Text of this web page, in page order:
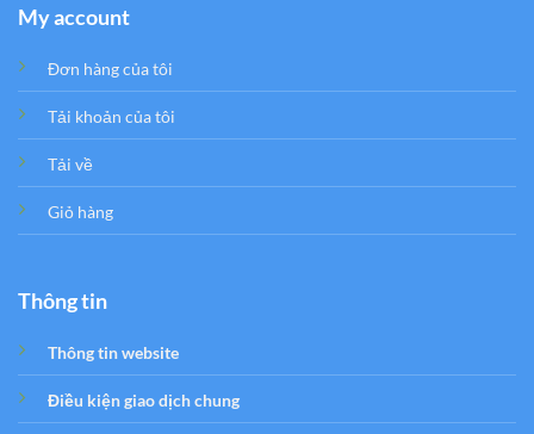
My account
Đơn hàng của tôi
Tải khoản của tôi
Tải về
Giỏ hàng
Thông tin
Thông tin website
Điều kiện giao dịch chung